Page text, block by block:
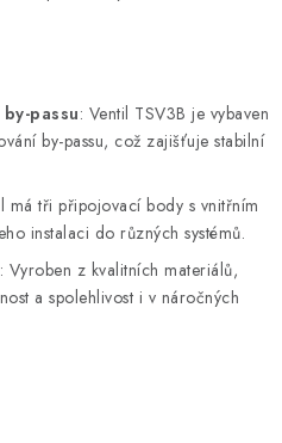
passu: Ventil TSV3B je vybaven
by-passu, což zajišťuje stabilní
má tři připojovací body s vnitřním
instalaci do různých systémů.
: Vyroben z kvalitních materiálů,
a spolehlivost i v náročných